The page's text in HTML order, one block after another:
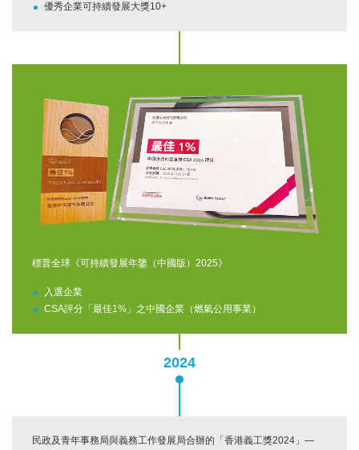
優秀企業可持續發展大獎10+
標普全球《可持續發展年鑒（中國版）2025》
入選企業
CSA評分「最佳1%」之中國企業（燃氣公用事業）
2024
民政及青年事務局與義務工作發展局合辦的「香港義工獎2024」—